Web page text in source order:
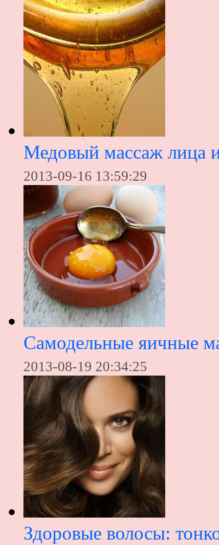
Медовый массаж лица
2013-09-16 13:59:29
Самодельные яичные
2013-08-19 20:34:25
Здоровые волосы: